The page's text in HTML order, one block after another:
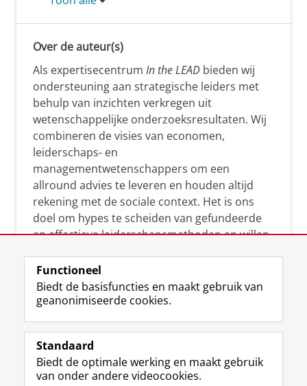
Over de auteur(s)
Als expertisecentrum In the LEAD bieden wij
ondersteuning aan strategische leiders met
behulp van inzichten verkregen uit
wetenschappelijke onderzoeksresultaten. Wij
combineren de visies van economen,
leiderschaps- en
managementwetenschappers om een
allround advies te leveren en houden altijd
rekening met de sociale context. Het is ons
doel om hypes te scheiden van gefundeerde
en effectieve leiderschapsmethoden en willen
manier te reageren op economische en
maatschappelijke kwesties. Samen tillen wij
het leiderschap in uw organisatie naar een
Functioneel
Biedt de basisfuncties en maakt gebruik van
geanonimiseerde cookies.
Standaard
Biedt de optimale werking en maakt gebruik
van onder andere videocookies.